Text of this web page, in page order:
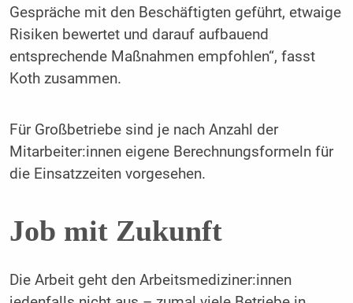
Gespräche mit den Beschäftigten geführt, etwaige
Risiken bewertet und darauf aufbauend
entsprechende Maßnahmen empfohlen“, fasst
Koth zusammen.
Für Großbetriebe sind je nach Anzahl der
Mitarbeiter:innen eigene Berechnungsformeln für
die Einsatzzeiten vorgesehen.
Job mit Zukunft
Die Arbeit geht den Arbeitsmediziner:innen